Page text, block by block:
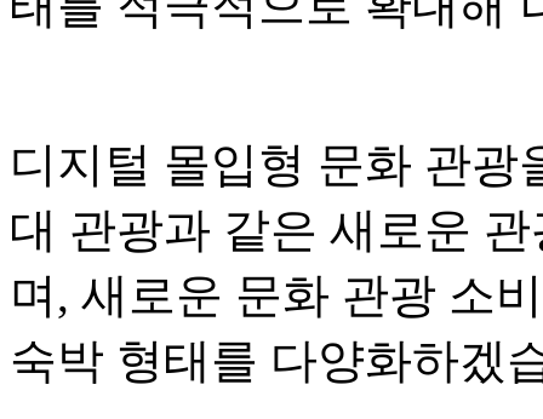
디지털 몰입형 문화 관광
대 관광과 같은 새로운
며, 새로운 문화 관광 소
숙박 형태를 다양화하겠